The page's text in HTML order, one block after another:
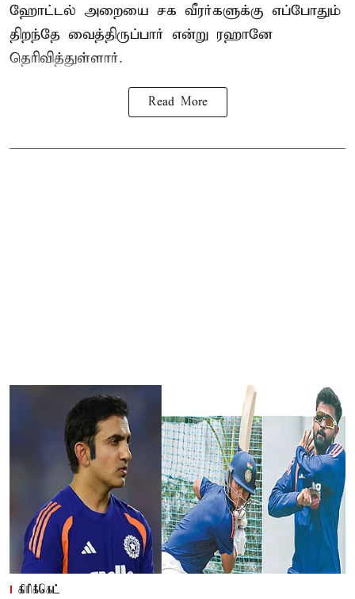
ஹோட்டல் அறையை சக வீரர்களுக்கு எப்போதும்
திறந்தே வைத்திருப்பார் என்று ரஹானே
தெரிவித்துள்ளார்.
Read More
கிரிக்கெட்